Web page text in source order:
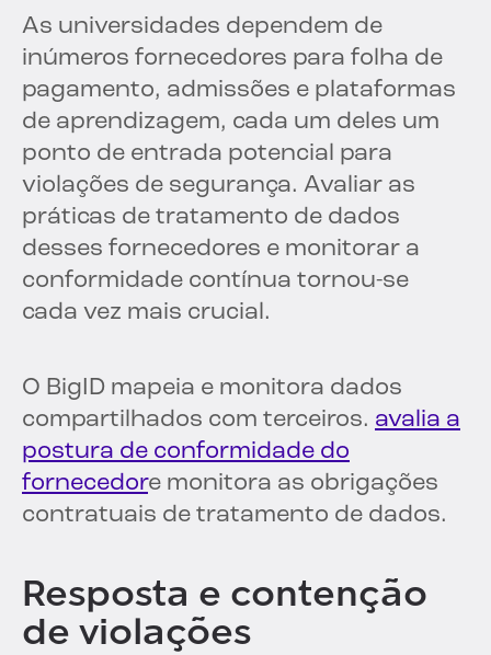
As universidades dependem de
inúmeros fornecedores para folha de
pagamento, admissões e plataformas
de aprendizagem, cada um deles um
ponto de entrada potencial para
violações de segurança. Avaliar as
práticas de tratamento de dados
desses fornecedores e monitorar a
conformidade contínua tornou-se
cada vez mais crucial.
O BigID mapeia e monitora dados
compartilhados com terceiros. avalia a
postura de conformidade do
fornecedore monitora as obrigações
contratuais de tratamento de dados.
Resposta e contenção
de violações